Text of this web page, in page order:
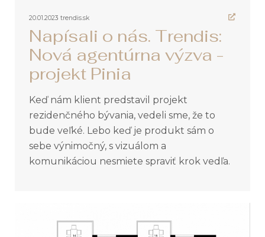
20.01.2023 trendis.sk
Napísali o nás. Trendis:
Nová agentúrna výzva -
projekt Pinia
Keď nám klient predstavil projekt
rezidenčného bývania, vedeli sme, že to
bude veľké. Lebo keď je produkt sám o
sebe výnimočný, s vizuálom a
komunikáciou nesmiete spraviť krok vedľa.